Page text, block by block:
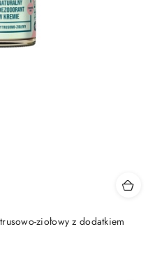
ziołowy z dodatkiem